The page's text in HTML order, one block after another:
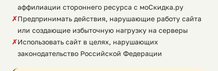
аффилиации стороннего ресурса с моСкидка.ру
Предпринимать действия, нарушающие работу сайта
или создающие избыточную нагрузку на серверы
Использовать сайт в целях, нарушающих
законодательство Российской Федерации